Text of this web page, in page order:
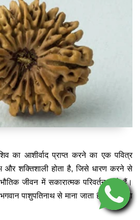
का आशीर्वाद प्राप्त करने का एक पवित्र
और शक्तिशाली होता है, जिसे धारण करने से
जीवन में सकारात्मक परिवर्तन आते हैं।
पाशुपतिनाथ से माना जाता है, जो करुणा